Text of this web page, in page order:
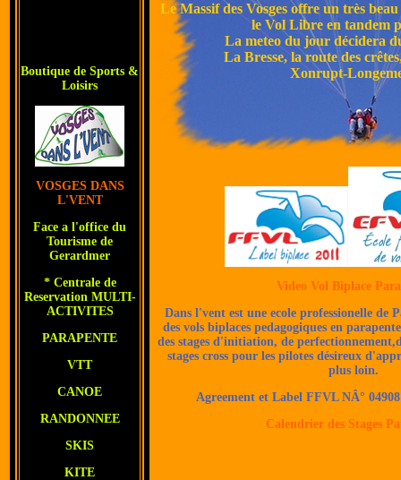
Boutique de Sports &
Loisirs
VOSGES DANS
L'VENT
Face a l'office du
Tourisme de
Gerardmer
* Centrale de
Reservation MULTI-
ACTIVITES
PARAPENTE
VTT
CANOE
RANDONNEE
SKIS
KITE
Le Massif des Vosges offre un très
le Vol Libre en tandem
La meteo du jour décidera
La Bresse, la route des
Xonrupt-
Video Vol Biplace
Dans l'vent est une ecole professionelle de
des vols biplaces pedagogiques en
des stages d'initiation, de
stages cross pour les pilotes désireux
plus loin.
Agreement et Label FFVL NÂ°
Calendrier des Stages